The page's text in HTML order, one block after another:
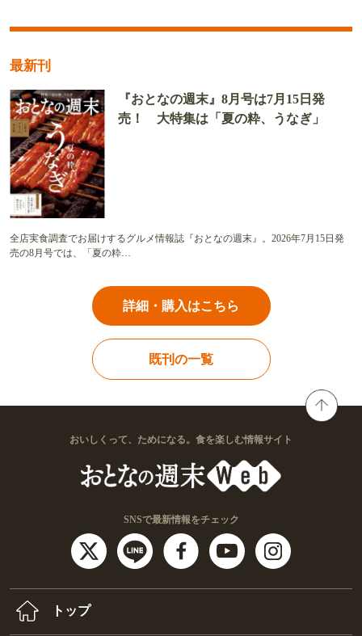
最新刊
『おとなの週末』8月号は7月15日発
売！ 大特集は「夏の粋、うなぎ」
全店実食調査でお届けするグルメ情報誌『おとなの週末』。2026年7月15日発
売の8月号では、「夏の粋…
詳細・購入はこちら
既刊の一覧
おいしくって、ためになる。食を楽しむ情報サイト
SNSで最新情報をチェック
トップ